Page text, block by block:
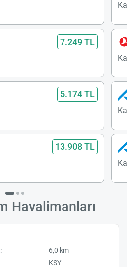
7.249 TL
5.174 TL
13.908 TL
Havalimanları
6,0 km
KSY